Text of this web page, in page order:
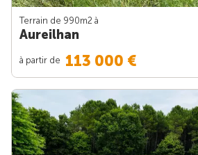
Terrain de 990m2 à
Aureilhan
à partir de 113 000 €